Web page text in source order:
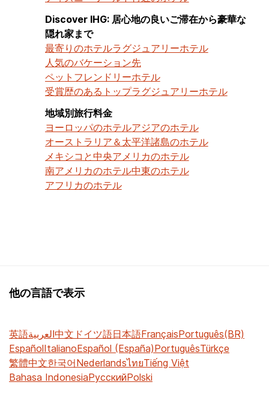
Discover IHG: 居心地の良いご滞在から豪華な
隠れ家まで
最寄りのホテルラグジュアリーホテル
人気のバケーション先
ペットフレンドリーホテル
受賞歴のあるトップラグジュアリーホテル
地域別旅行料金
ヨーロッパのホテルアジアのホテル
オーストラリア＆太平洋諸島のホテル
メキシコと中央アメリカのホテル
南アメリカのホテル中東のホテル
アフリカのホテル
他の言語で表示
英語العربية中文 ドイツ語日本語FrançaisPortuguês(BR)
EspañolItalianoEspañol (España)PortuguêsTürkçe
繁體中文한국어NederlandsไทยTiếng Việt
Bahasa IndonesiaРусскийPolski